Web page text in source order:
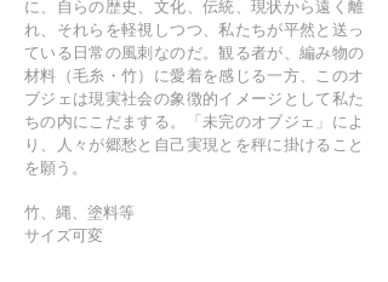
に、自らの歴史、文化、伝統、現状から遠く離
れ、それらを軽視しつつ、私たちが平然と送っ
ている日常の風刺なのだ。観る者が、編み物の
材料（毛糸・竹）に愛着を感じる一方、このオ
ブジェは現実社会の象徴的イメージとして私た
ちの内にこだまする。「未完のオブジェ」によ
り、人々が郷愁と自己実現とを秤に掛けること
を願う。
竹、縄、塗料等
サイズ可変